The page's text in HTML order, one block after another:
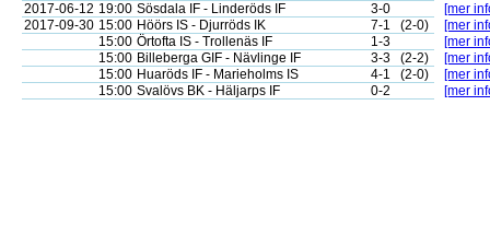
2017-06-12 19:00 Sösdala IF - Linderöds IF 3-0
[mer
2017-09-30 15:00 Höörs IS - Djurröds IK 7-1 (2-0)
[mer
15:00 Örtofta IS - Trollenäs IF 1-3
[mer
15:00 Billeberga GIF - Nävlinge IF 3-3 (2-2)
[mer
15:00 Huaröds IF - Marieholms IS 4-1 (2-0)
[mer
15:00 Svalövs BK - Häljarps IF 0-2 [mer